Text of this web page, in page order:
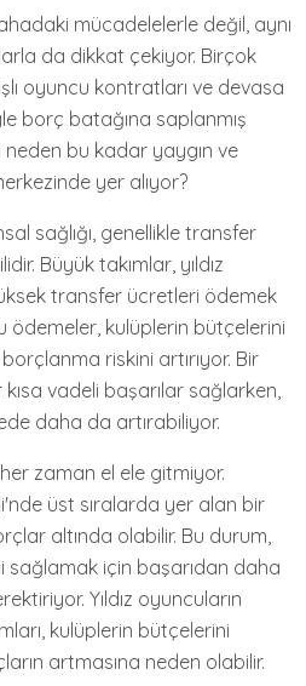
mücadelelerle değil, aynı
da dikkat çekiyor. Birçok
oyuncu kontratları ve devasa
borç batağına saplanmış
bu kadar yaygın ve
yer alıyor?
sağlığı, genellikle transfer
Büyük takımlar, yıldız
transfer ücretleri ödemek
ödemeler, kulüplerin bütçelerini
riskini artırıyor. Bir
vadeli başarılar sağlarken,
daha da artırabiliyor.
zaman el ele gitmiyor.
üst sıralarda yer alan bir
altında olabilir. Bu durum,
sağlamak için başarıdan daha
Yıldız oyuncuların
kulüplerin bütçelerini
artmasına neden olabilir.